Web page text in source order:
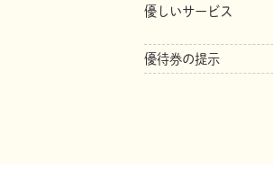
優しいサービス
優待券の提示